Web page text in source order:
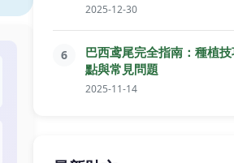
2025-12-30
6
巴西鸢尾完全指南：種植
點與常見問題
2025-11-14